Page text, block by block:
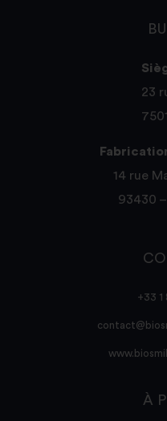
23
14 rue
93430
+33 1
À